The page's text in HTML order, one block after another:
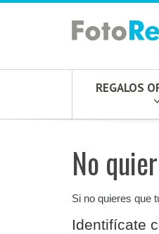
REGALOS
No
Si no quieres que
Identifícate